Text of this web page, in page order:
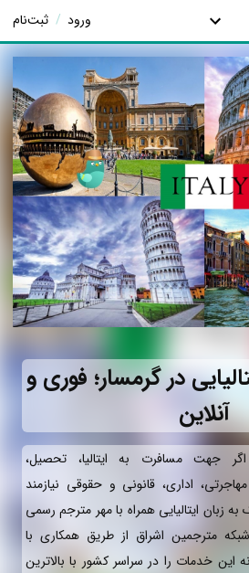
ورود / ثبت‌نام
در گرمسار؛ فوری و
آنلاین
جهت مسافرت به ایتالیا، تحصیل،
اداری، قانونی و حقوقی نیازمند
زبان ایتالیایی همراه با مهر مترجم رسمی
مترجمین اشراق از طریق همکاری با
این خدمات را در سراسر کشور با بالاترین